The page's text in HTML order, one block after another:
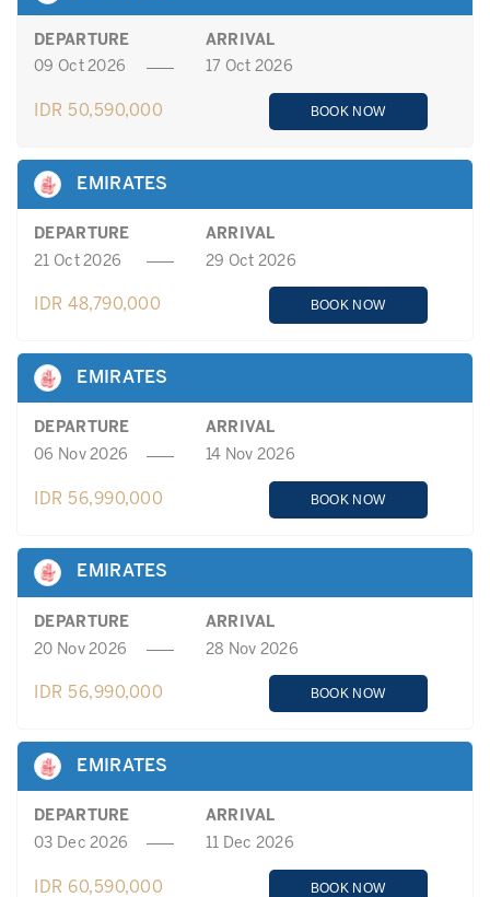
DEPARTURE
ARRIVAL
09 Oct 2026
17 Oct 2026
IDR 50,590,000 BOOK NOW
EMIRATES
DEPARTURE
ARRIVAL
21 Oct 2026
29 Oct 2026
IDR 48,790,000 BOOK NOW
EMIRATES
DEPARTURE
ARRIVAL
06 Nov 2026
14 Nov 2026
IDR 56,990,000 BOOK NOW
EMIRATES
DEPARTURE
ARRIVAL
20 Nov 2026
28 Nov 2026
IDR 56,990,000 BOOK NOW
EMIRATES
DEPARTURE
ARRIVAL
03 Dec 2026
11 Dec 2026
IDR 60,590,000 BOOK NOW